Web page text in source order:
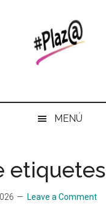
MENÚ
etiquetes
Leave a Comment